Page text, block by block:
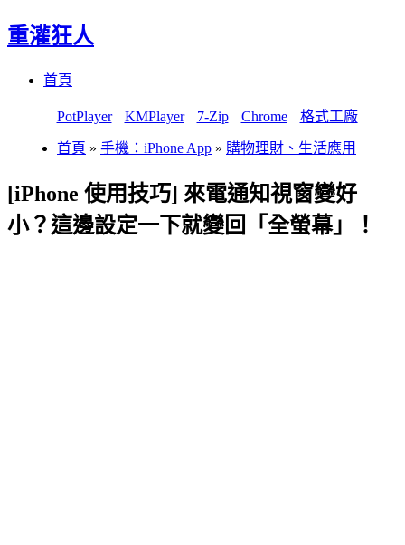
重灌狂人
首頁
PotPlayer KMPlayer 7-Zip Chrome 格式工廠
首頁 » 手機：iPhone App » 購物理財、生活應用
[iPhone 使用技巧] 來電通知視窗變好
小？這邊設定一下就變回「全螢幕」！